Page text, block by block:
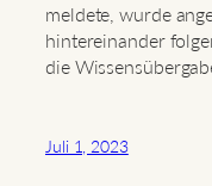
meldete, wurde
hintereinander
die
Juli 1, 2023